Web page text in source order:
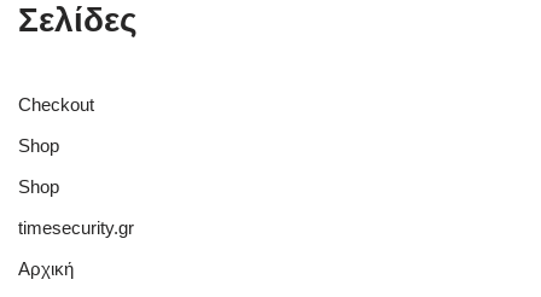
Σελίδες
Checkout
Shop
Shop
timesecurity.gr
Αρχική